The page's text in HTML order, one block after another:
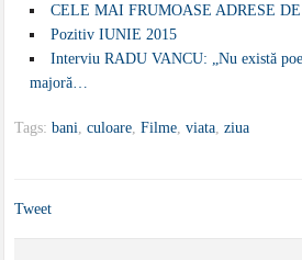
CELE MAI FRUMOASE ADRESE
Pozitiv IUNIE 2015
Interviu RADU VANCU: „Nu există
majoră…
Tags:bani ,culoare ,Filme ,viata ,ziua
Tweet